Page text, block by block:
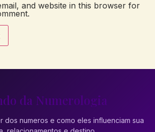
and website in this browser for
da Numerologia
dos numeros e como eles influenciam sua